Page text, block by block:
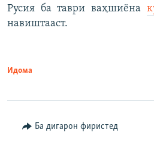
Русия ба таври ваҳшиёна
навиштааст.
Идома
Ба дигарон фиристед